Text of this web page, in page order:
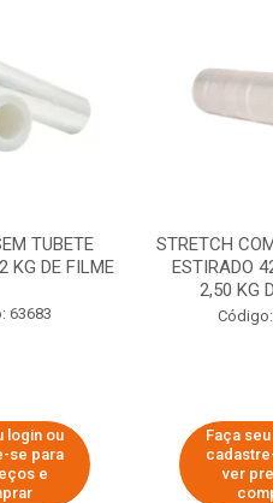
TUBETE
KG DE FILME
63683
login ou
se para
e
STRETCH
ESTIRADO
2,50 KG
Faça
ver